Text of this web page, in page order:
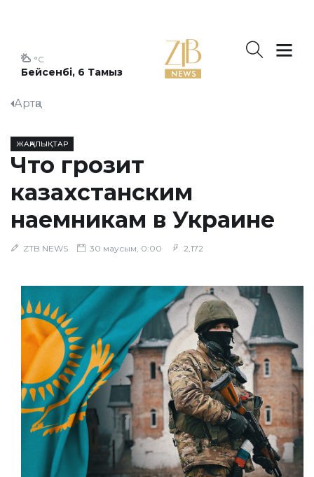
Бейсенбі, 6 Тамыз
°C
Артқа
ЖАҢАЛЫҚТАР
Что грозит
казахстанским
наемникам в Украине
ZTB NEWS 30 маусым, 0:00 2,172